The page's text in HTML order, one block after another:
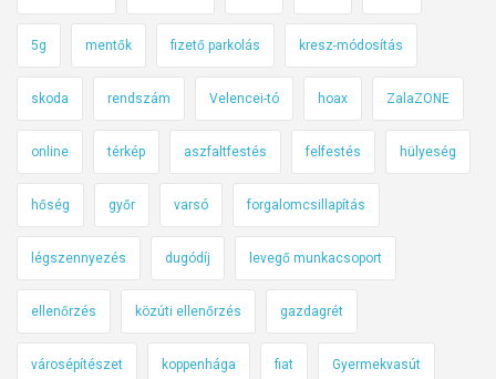
5g mentők fizető parkolás kresz-módosítás
skoda rendszám Velencei-tó hoax ZalaZONE
online térkép aszfaltfestés felfestés hülyeség
hőség győr varsó forgalomcsillapítás
légszennyezés dugódíj levegő munkacsoport
ellenőrzés közúti ellenőrzés gazdagrét
városépítészet koppenhága fiat Gyermekvasút